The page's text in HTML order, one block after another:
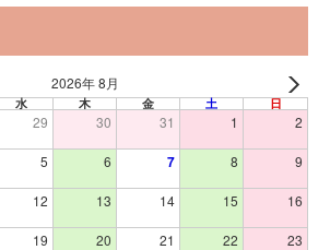
2026年 8月
水 木 金 土 日
29 30 31 1 2
5 6 7 8 9
12 13 14 15 16
19 20 21 22 23